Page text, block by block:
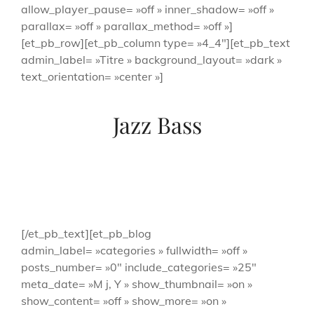
allow_player_pause= »off » inner_shadow= »off »
parallax= »off » parallax_method= »off »]
[et_pb_row][et_pb_column type= »4_4″][et_pb_text
admin_label= »Titre » background_layout= »dark »
text_orientation= »center »]
Jazz Bass
[/et_pb_text][et_pb_blog
admin_label= »categories » fullwidth= »off »
posts_number= »0″ include_categories= »25″
meta_date= »M j, Y » show_thumbnail= »on »
show_content= »off » show_more= »on »